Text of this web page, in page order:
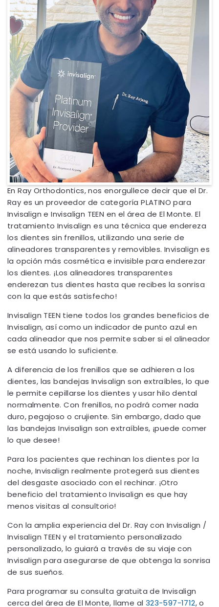
En Ray Orthodontics, nos enorgullece decir que el Dr.
Ray es un proveedor de categoría PLATINO para
Invisalign e Invisalign TEEN en el área de El Monte. El
tratamiento Invisalign es una técnica que endereza
los dientes sin frenillos, utilizando una serie de
alineadores transparentes y removibles. Invisalign es
la opción más cosmética e invisible para enderezar
los dientes. ¡Los alineadores transparentes
enderezan tus dientes hasta que recibes la sonrisa
con la que estás satisfecho!
Invisalign TEEN tiene todos los grandes beneficios de
Invisalign, así como un indicador de punto azul en
cada alineador que nos permite saber si el alineador
se está usando lo suficiente.
A diferencia de los frenillos que se adhieren a los
dientes, las bandejas Invisalign son extraíbles, lo que
le permite cepillarse los dientes y usar hilo dental
normalmente. Con frenillos, no podrá comer nada
duro, pegajoso o crujiente. Sin embargo, dado que
las bandejas Invisalign son extraíbles, ¡puede comer
lo que desee!
Para los pacientes que rechinan los dientes por la
noche, Invisalign realmente protegerá sus dientes
del desgaste asociado con el rechinar. ¡Otro
beneficio del tratamiento Invisalign es que hay
menos visitas al consultorio!
Con la amplia experiencia del Dr. Ray con Invisalign /
Invisalign TEEN y el tratamiento personalizado
personalizado, lo guiará a través de su viaje con
Invisalign para asegurarse de que obtenga la sonrisa
de sus sueños.
Para programar su consulta gratuita de Invisalign
cerca del área de El Monte, llame al 323-597-1712, o